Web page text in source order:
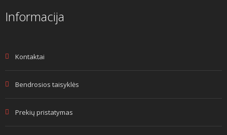
Informacija
Kontaktai
Bendrosios taisyklės
Prekių pristatymas